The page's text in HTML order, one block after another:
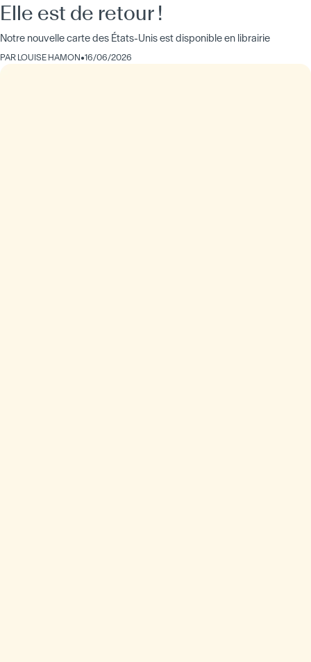
Elle est de retour !
Notre nouvelle carte des États-Unis est disponible en librairie
PAR LOUISE HAMON•16/06/2026